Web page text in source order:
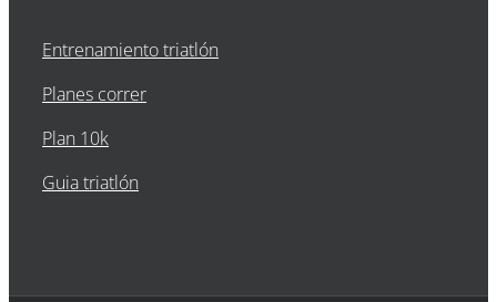
Entrenamiento triatlón
Planes correr
Plan 10k
Guia triatlón